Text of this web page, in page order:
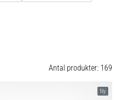
Antal produkter: 169
Ny